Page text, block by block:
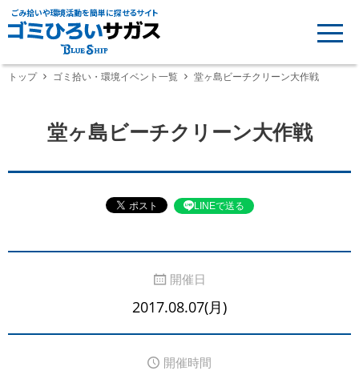
ごみ拾いや環境活動を簡単に探せるサイト
トップ ゴミ拾い・環境イベント一覧 堂ヶ島ビーチクリーン大作戦
堂ヶ島ビーチクリーン大作戦
LINEで送る
開催日
2017.08.07(月)
開催時間